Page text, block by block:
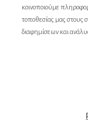
κοινοποιούμε
τοποθεσίας μας στους
διαφημίσεων και